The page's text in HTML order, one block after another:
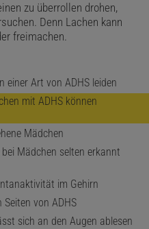
zu überrollen drohen,
Denn Lachen kann
freimachen.
einer Art von ADHS leiden
mit ADHS können
Mädchen
Mädchen selten erkannt
im Gehirn
Seiten von ADHS
sich an den Augen ablesen